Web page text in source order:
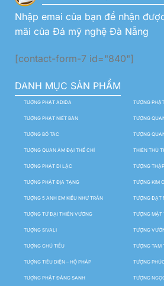
Nhập emai của bạn để nhận
mãi của Đá mỹ nghệ Đà Nẵng
[contact-form-7 id="840"]
DANH MỤC SẢN PHẨM
TƯỢNG PHẬT ADIDA TƯỢNG
TƯỢNG PHẬT NIẾT BÀN TƯỢNG
TƯỢNG BỒ TÁC TƯỢNG
TƯỢNG QUAN ÂM ĐẠI THẾ CHÍ THIÊN THỦ
TƯỢNG PHẬT DI LẶC TƯỢNG
TƯỢNG PHẬT ĐỊA TẠNG TƯỢNG KIM
TƯỢNG 5 ANH EM KIỀU NHƯ TRẦN TƯỢNG ĐẠT
TƯỢNG TỨ ĐẠI THIÊN VƯƠNG TƯỢNG MẬT
TƯỢNG SIVALI TƯỢNG
TƯỢNG CHÚ TIỂU TƯỢNG TAM
TƯỢNG TIÊU DIỆN – HỘ PHÁP TƯỢNG
TƯỢNG PHẬT ĐẢNG SANH TƯỢNG